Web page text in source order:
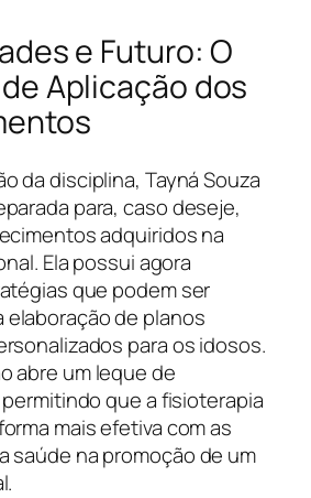
e Futuro: O
Aplicação dos
da disciplina, Tayná Souza
para, caso deseje,
adquiridos na
Ela possui agora
que podem ser
elaboração de planos
para os idosos.
abre um leque de
que a fisioterapia
mais efetiva com as
saúde na promoção de um